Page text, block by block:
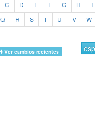
C D E F G H I
Q R S T U V W
Ver cambios recientes